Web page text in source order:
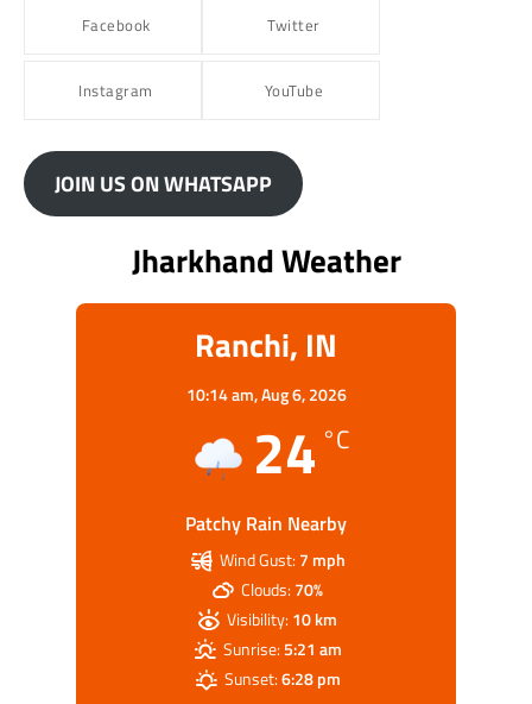
Facebook Twitter
Instagram YouTube
JOIN US ON WHATSAPP
Jharkhand Weather
Ranchi, IN
10:14 am,Aug 6, 2026
24 °C
Patchy Rain Nearby
Wind Gust: 7 mph
Clouds:70%
Visibility:10 km
Sunrise:5:21 am
Sunset:6:28 pm